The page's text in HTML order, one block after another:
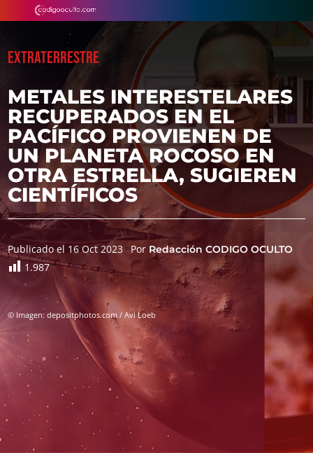
EXTRATERRESTRE
METALES INTERESTELARES
RECUPERADOS EN EL
PACÍFICO PROVIENEN DE
UN PLANETA ROCOSO EN
OTRA ESTRELLA, SUGIEREN
CIENTÍFICOS
Publicado el 16 Oct 2023 Por Redacción CODIGO OCULTO
1.987
© Imagen: depositphotos.com / Avi Loeb